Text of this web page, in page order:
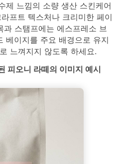
제 느낌의 소량 생산 스킨케어
프트 텍스처나 크리미한 페이
스탬프에는 에스프레소 브
베이지를 주요 배경으로 유지
느껴지지 않도록 하세요.
피오니 라떼의 이미지 예시